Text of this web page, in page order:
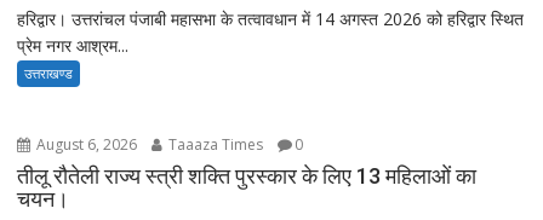
हरिद्वार। उत्तरांचल पंजाबी महासभा के तत्वावधान में 14 अगस्त 2026 को हरिद्वार स्थित
प्रेम नगर आश्रम...
उत्तराखण्ड
August 6, 2026 Taaaza Times 0
तीलू रौतेली राज्य स्त्री शक्ति पुरस्कार के लिए 13 महिलाओं का
चयन।